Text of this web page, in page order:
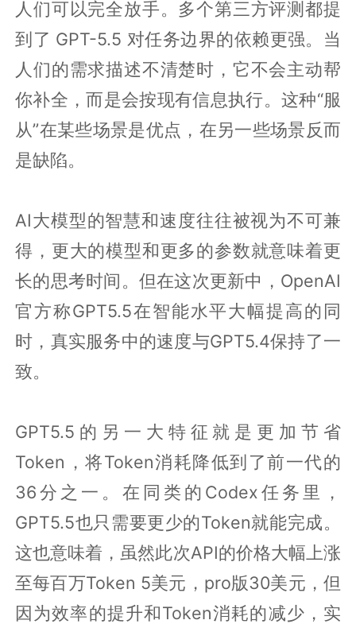
人们可以完全放手。多个第三方评测都提
到了 GPT-5.5 对任务边界的依赖更强。当
人们的需求描述不清楚时，它不会主动帮
你补全，而是会按现有信息执行。这种“服
从”在某些场景是优点，在另一些场景反而
是缺陷。
AI大模型的智慧和速度往往被视为不可兼
得，更大的模型和更多的参数就意味着更
长的思考时间。但在这次更新中，OpenAI
官方称GPT5.5在智能水平大幅提高的同
时，真实服务中的速度与GPT5.4保持了一
致。
GPT5.5的另一大特征就是更加节省
Token，将Token消耗降低到了前一代的
36分之一。在同类的Codex任务里，
GPT5.5也只需要更少的Token就能完成。
这也意味着，虽然此次API的价格大幅上涨
至每百万Token 5美元，pro版30美元，但
因为效率的提升和Token消耗的减少，实